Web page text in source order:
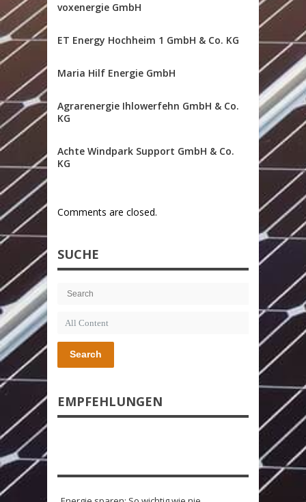
voxenergie GmbH
ET Energy Hochheim 1 GmbH & Co. KG
Maria Hilf Energie GmbH
Agrarenergie Ihlowerfehn GmbH & Co.
KG
Achte Windpark Support GmbH & Co.
KG
Comments are closed.
SUCHE
Search
EMPFEHLUNGEN